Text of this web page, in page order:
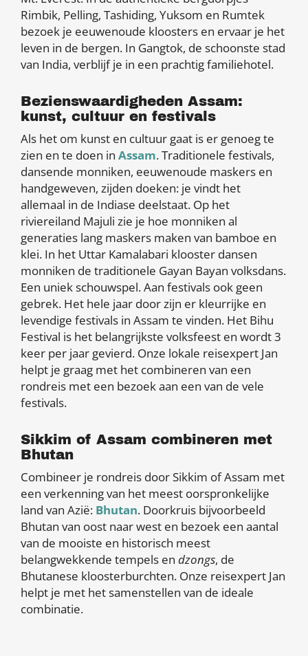
Rimbik, Pelling, Tashiding, Yuksom en Rumtek
bezoek je eeuwenoude kloosters en ervaar je het
leven in de bergen. In Gangtok, de schoonste stad
van India, verblijf je in een prachtig familiehotel.
Bezienswaardigheden Assam:
kunst, cultuur en festivals
Als het om kunst en cultuur gaat is er genoeg te
zien en te doen in Assam. Traditionele festivals,
dansende monniken, eeuwenoude maskers en
handgeweven, zijden doeken: je vindt het
allemaal in de Indiase deelstaat. Op het
riviereiland Majuli zie je hoe monniken al
generaties lang maskers maken van bamboe en
klei. In het Uttar Kamalabari klooster dansen
monniken de traditionele Gayan Bayan volksdans.
Een uniek schouwspel. Aan festivals ook geen
gebrek. Het hele jaar door zijn er kleurrijke en
levendige festivals in Assam te vinden. Het Bihu
Festival is het belangrijkste volksfeest en wordt 3
keer per jaar gevierd. Onze lokale reisexpert Jan
helpt je graag met het combineren van een
rondreis met een bezoek aan een van de vele
festivals.
Sikkim of Assam combineren met
Bhutan
Combineer je rondreis door Sikkim of Assam met
een verkenning van het meest oorspronkelijke
land van Azië: Bhutan. Doorkruis bijvoorbeeld
Bhutan van oost naar west en bezoek een aantal
van de mooiste en historisch meest
belangwekkende tempels en dzongs, de
Bhutanese kloosterburchten. Onze reisexpert Jan
helpt je met het samenstellen van de ideale
combinatie.